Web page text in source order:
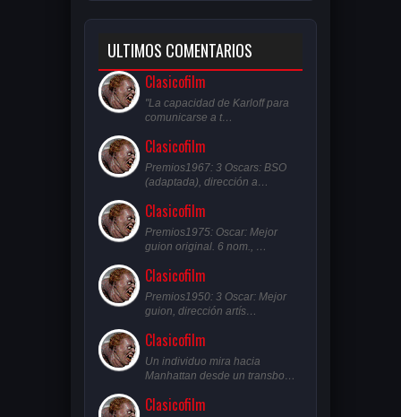
ULTIMOS COMENTARIOS
Clasicofilm
"La capacidad de Karloff para
comunicarse a t…
Clasicofilm
Premios1967: 3 Oscars: BSO
(adaptada), dirección a…
Clasicofilm
Premios1975: Oscar: Mejor
guion original. 6 nom., …
Clasicofilm
Premios1950: 3 Oscar: Mejor
guion, dirección artís…
Clasicofilm
Un individuo mira hacia
Manhattan desde un transbo…
Clasicofilm